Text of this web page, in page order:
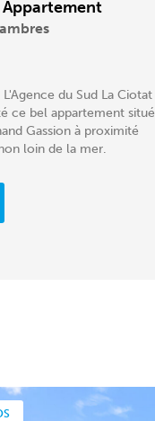
Appartement
L'Agence du Sud La Ciotat
ce bel appartement situé
Gassion à proximité
loin de la mer.